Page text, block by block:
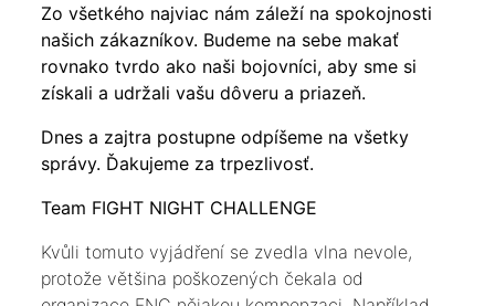
Zo všetkého najviac nám záleží na spokojnosti
našich zákazníkov. Budeme na sebe makať
rovnako tvrdo ako naši bojovníci, aby sme si
získali a udržali vašu dôveru a priazeň.
Dnes a zajtra postupne odpíšeme na všetky
správy. Ďakujeme za trpezlivosť.
Team FIGHT NIGHT CHALLENGE
Kvůli tomuto vyjádření se zvedla vlna nevole,
protože většina poškozených čekala od